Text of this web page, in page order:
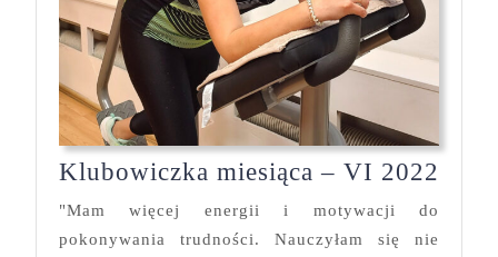
Klubowiczka miesiąca – VI 2022
"Mam więcej energii i motywacji do
pokonywania trudności. Nauczyłam się nie